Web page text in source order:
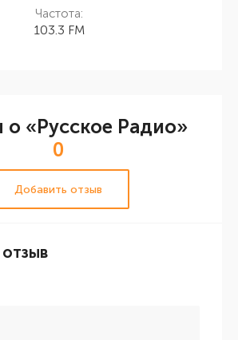
Частота:
103.3 FM
«Русское Радио»
0
Добавить отзыв